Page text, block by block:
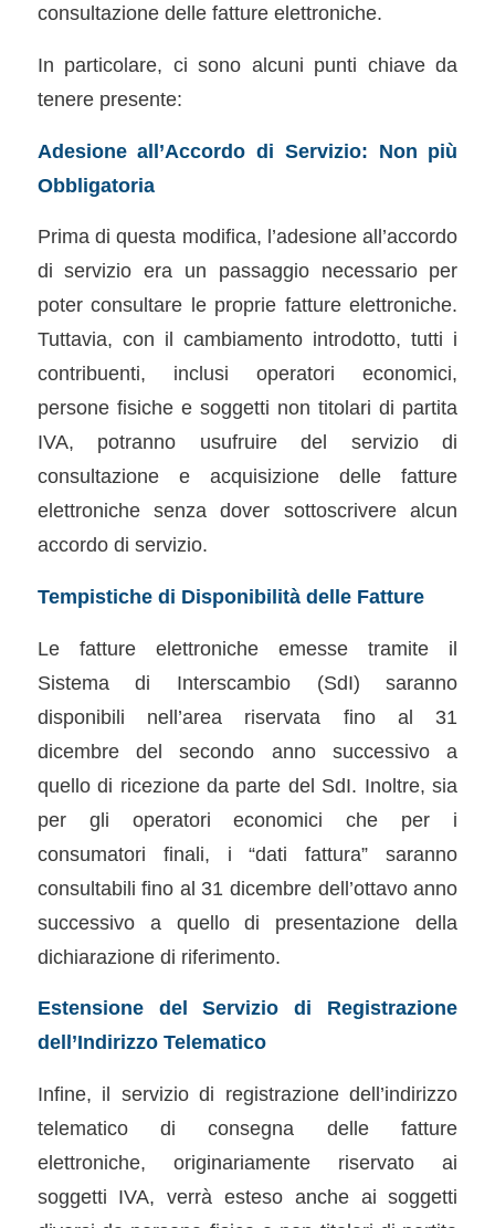
consultazione delle fatture elettroniche.
In particolare, ci sono alcuni punti chiave da
tenere presente:
Adesione all’Accordo di Servizio: Non più
Obbligatoria
Prima di questa modifica, l’adesione all’accordo
di servizio era un passaggio necessario per
poter consultare le proprie fatture elettroniche.
Tuttavia, con il cambiamento introdotto, tutti i
contribuenti, inclusi operatori economici,
persone fisiche e soggetti non titolari di partita
IVA, potranno usufruire del servizio di
consultazione e acquisizione delle fatture
elettroniche senza dover sottoscrivere alcun
accordo di servizio.
Tempistiche di Disponibilità delle Fatture
Le fatture elettroniche emesse tramite il
Sistema di Interscambio (SdI) saranno
disponibili nell’area riservata fino al 31
dicembre del secondo anno successivo a
quello di ricezione da parte del SdI. Inoltre, sia
per gli operatori economici che per i
consumatori finali, i “dati fattura” saranno
consultabili fino al 31 dicembre dell’ottavo anno
successivo a quello di presentazione della
dichiarazione di riferimento.
Estensione del Servizio di Registrazione
dell’Indirizzo Telematico
Infine, il servizio di registrazione dell’indirizzo
telematico di consegna delle fatture
elettroniche, originariamente riservato ai
soggetti IVA, verrà esteso anche ai soggetti